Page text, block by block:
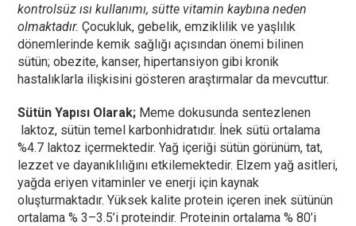
kontrolsüz ısı kullanımı, sütte vitamin kaybına neden
olmaktadır.Çocukluk, gebelik, emziklilik ve yaşlılık
dönemlerinde kemik sağlığı açısından önemi bilinen
sütün; obezite, kanser, hipertansiyon gibi kronik
hastalıklarla ilişkisini gösteren araştırmalar da mevcuttur.
Sütün Yapısı Olarak; Meme dokusunda sentezlenen
laktoz, sütün temel karbonhidratıdır. İnek sütü ortalama
%4.7 laktoz içermektedir. Yağ içeriği sütün görünüm, tat,
lezzet ve dayanıklılığını etkilemektedir. Elzem yağ asitleri,
yağda eriyen vitaminler ve enerji için kaynak
oluşturmaktadır. Yüksek kalite protein içeren inek sütünün
ortalama % 3–3.5’i proteindir. Proteinin ortalama % 80’i